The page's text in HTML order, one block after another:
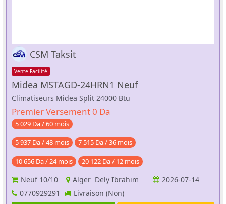
CSM Taksit
Vente Facilité
Midea MSTAGD-24HRN1 Neuf
Climatiseurs Midea Split 24000 Btu
Premier Versement 0 Da
5 029 Da / 60 mois
5 937 Da / 48 mois 7 515 Da / 36 mois
10 656 Da / 24 mois 20 122 Da / 12 mois
Neuf 10/10 Alger Dely Ibrahim
2026-07-14
0770929291
Livraison (Non)